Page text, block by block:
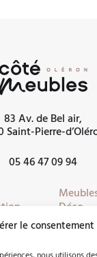
le consentement
83 Av. de Bel air,
Saint-Pierre-
05 46 47 09 94
Déco
Literie